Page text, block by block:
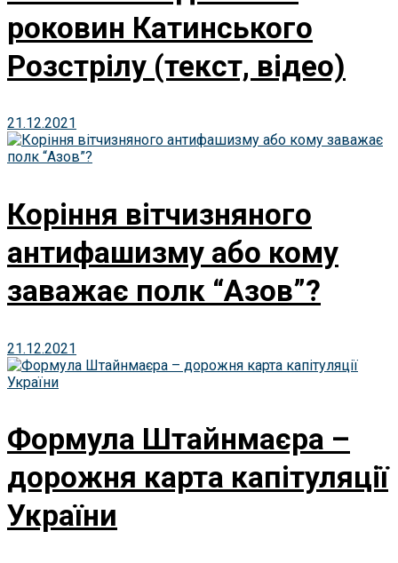
роковин Катинського
Розстрілу (текст, відео)
21.12.2021
Коріння вітчизняного
антифашизму або кому
заважає полк “Азов”?
21.12.2021
Формула Штайнмаєра –
дорожня карта капітуляції
України